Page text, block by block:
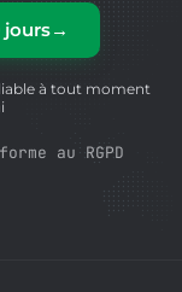
jours→
à tout moment
au RGPD